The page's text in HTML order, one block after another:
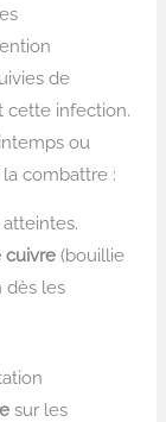
de
cette infection.
ou
combattre :
cuivre (bouillie
dès les
sur les